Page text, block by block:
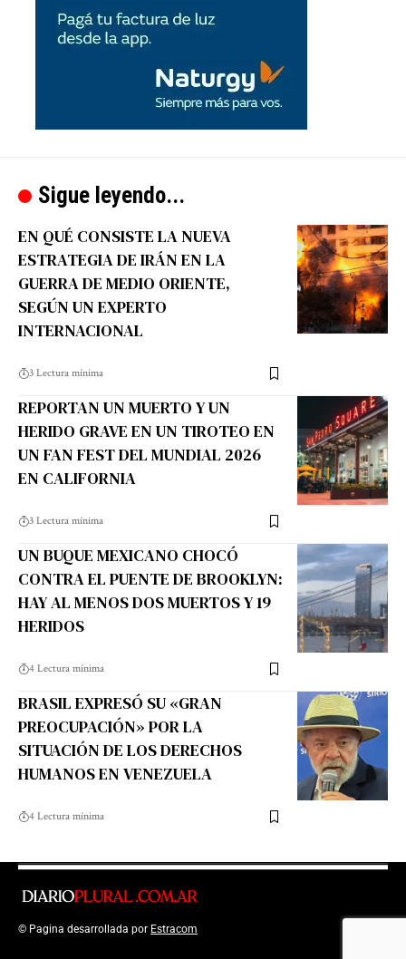
Sigue leyendo...
EN QUÉ CONSISTE LA NUEVA
ESTRATEGIA DE IRÁN EN LA
GUERRA DE MEDIO ORIENTE,
SEGÚN UN EXPERTO
INTERNACIONAL
3 Lectura mínima
REPORTAN UN MUERTO Y UN
HERIDO GRAVE EN UN TIROTEO EN
UN FAN FEST DEL MUNDIAL 2026
EN CALIFORNIA
3 Lectura mínima
UN BUQUE MEXICANO CHOCÓ
CONTRA EL PUENTE DE BROOKLYN:
HAY AL MENOS DOS MUERTOS Y 19
HERIDOS
4 Lectura mínima
BRASIL EXPRESÓ SU «GRAN
PREOCUPACIÓN» POR LA
SITUACIÓN DE LOS DERECHOS
HUMANOS EN VENEZUELA
4 Lectura mínima
© Pagina desarrollada por Estracom